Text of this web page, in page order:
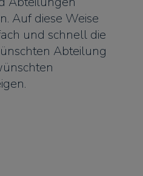
Auf diese Weise
und schnell die
Abteilung